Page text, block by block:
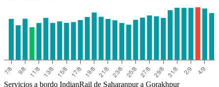
Servicios a bordo IndianRail de Saharanpur a Gorakhpur